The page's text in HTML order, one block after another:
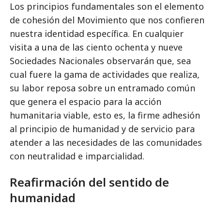
Los principios fundamentales son el elemento
de cohesión del Movimiento que nos confieren
nuestra identidad específica. En cualquier
visita a una de las ciento ochenta y nueve
Sociedades Nacionales observarán que, sea
cual fuere la gama de actividades que realiza,
su labor reposa sobre un entramado común
que genera el espacio para la acción
humanitaria viable, esto es, la firme adhesión
al principio de humanidad y de servicio para
atender a las necesidades de las comunidades
con neutralidad e imparcialidad.
Reafirmación del sentido de
humanidad